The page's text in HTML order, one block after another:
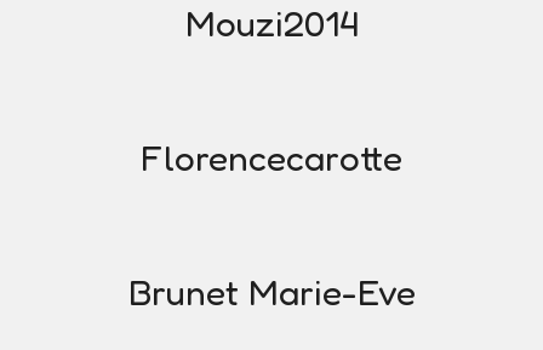
Mouzi2014
Florencecarotte
Brunet Marie-Eve